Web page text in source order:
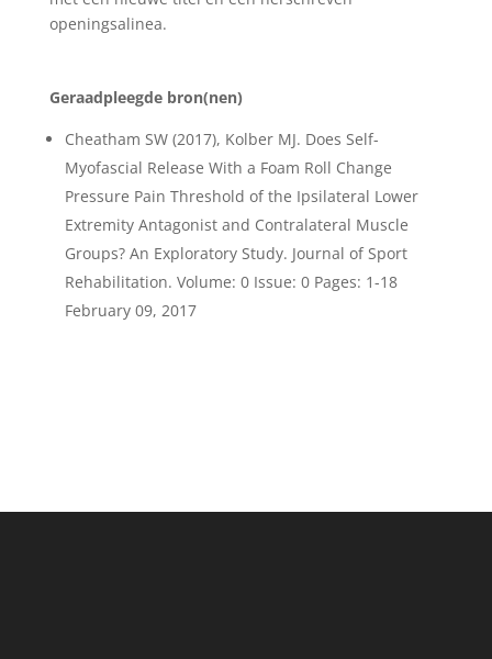
openingsalinea.
Geraadpleegde bron(nen)
Cheatham SW (2017), Kolber MJ. Does Self-
Myofascial Release With a Foam Roll Change
Pressure Pain Threshold of the Ipsilateral Lower
Extremity Antagonist and Contralateral Muscle
Groups? An Exploratory Study. Journal of Sport
Rehabilitation. Volume: 0 Issue: 0 Pages: 1-18
February 09, 2017